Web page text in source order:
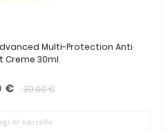
Multi-Protection Anti
Creme 30ml
€ 30,00 €
al carrello